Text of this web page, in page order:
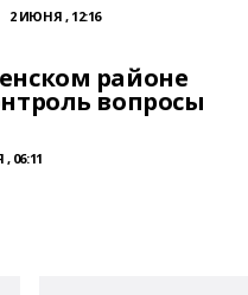
2 ИЮНЯ , 12:16
районе
вопросы
06:11